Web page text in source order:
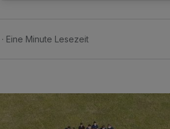
Eine Minute Lesezeit